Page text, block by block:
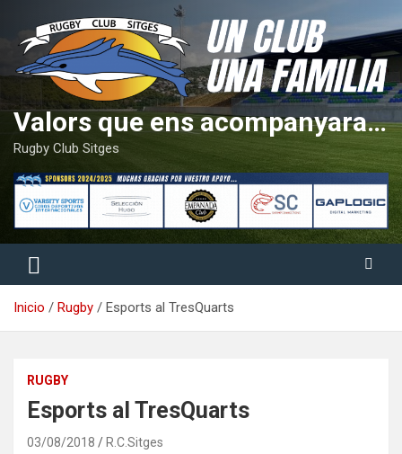
contenido
Valors que ens acompanyaran tota la vida
Rugby Club Sitges
Inicio Rugby Esports al TresQuarts
RUGBY
Esports al TresQuarts
03/08/2018 R.C.Sitges